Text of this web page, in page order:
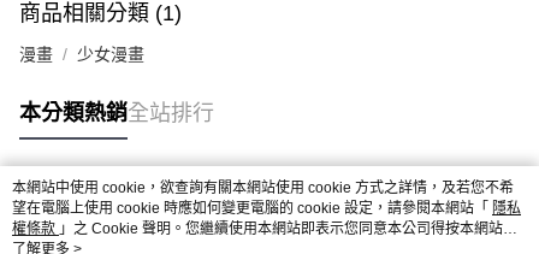
商品相關分類 (1)
漫畫 少女漫畫
本分類熱銷全站排行
熱門標籤
本網站中使用 cookie，欲查詢有關本網站使用 cookie 方式之詳情，及若您不希
望在電腦上使用 cookie 時應如何變更電腦的 cookie 設定，請參閱本網站「 隱私
權條款 」之 Cookie 聲明。您繼續使用本網站即表示您同意本公司得按本網站使
用條款之 Cookie 聲明使用 cookie。
了解更多 >